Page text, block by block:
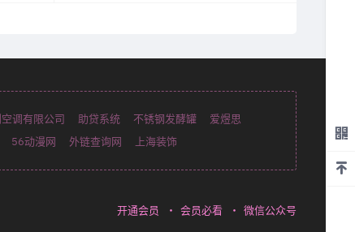
调有限公司 助贷系统 不锈钢发酵罐
爱煜思
56动漫网 外链查询网 上海装饰
开通会员 ・ 会员必看 ・ 微信公众号